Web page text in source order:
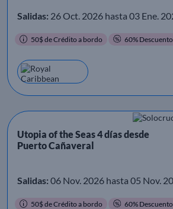
Salidas: 26 Oct. 2026 hasta 03 Ene.
50$ de Crédito a bordo 60%
Utopia of the Seas 4 días desde
Puerto Cañaveral
Salidas: 06 Nov. 2026 hasta 05 Nov.
50$ de Crédito a bordo 60%